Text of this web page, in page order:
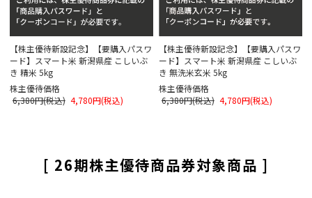
【株主優待新設記念】【要購入パスワ
ード】スマート米 新潟県産 こしいぶ
き 精米 5kg
株主優待価格
6,380円(税込) 4,780円(税込)
【株主優待新設記念】【要購入パスワ
ード】スマート米 新潟県産 こしいぶ
き 無洗米玄米 5kg
株主優待価格
6,380円(税込) 4,780円(税込)
[ 26期株主優待商品券対象商品 ]